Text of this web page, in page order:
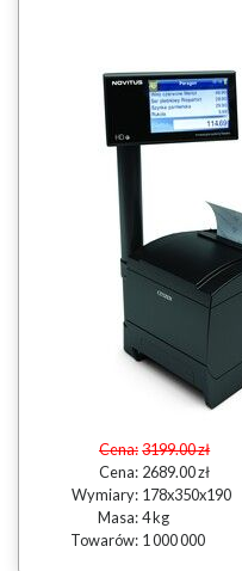
Cena:3199.00 zł
Cena: 2689.00 zł
Wymiary: 178x350x190
Masa:4 kg
Towarów: 1 000 000